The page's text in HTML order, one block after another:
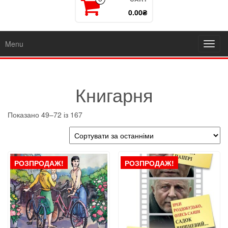
0.00₴
Menu
Книгарня
Показано 49–72 із 167Sorted
by
latest
РОЗПРОДАЖ! РОЗПРОДАЖ!